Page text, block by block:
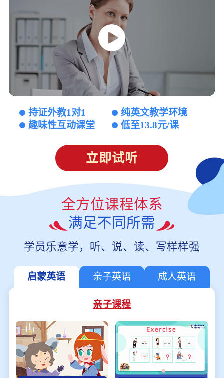
持证外教1对1
纯英文教学环境
趣味性互动课堂
低至13.8元/课
立即试听
全方位课程体系
满足不同所需
学员乐意学，听、说、读、写样样强
启蒙英语 亲子英语 成人英语
亲子课程